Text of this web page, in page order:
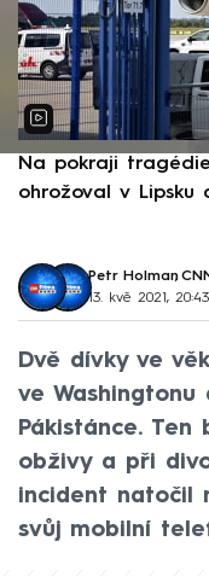
Na pokraji
ohrožoval v Lipsku
Petr Holman,
13. kvě 2021, 20:43
Dvě dívky ve
ve
Pákistánce.
obživy a při
incident natočil
svůj mobilní